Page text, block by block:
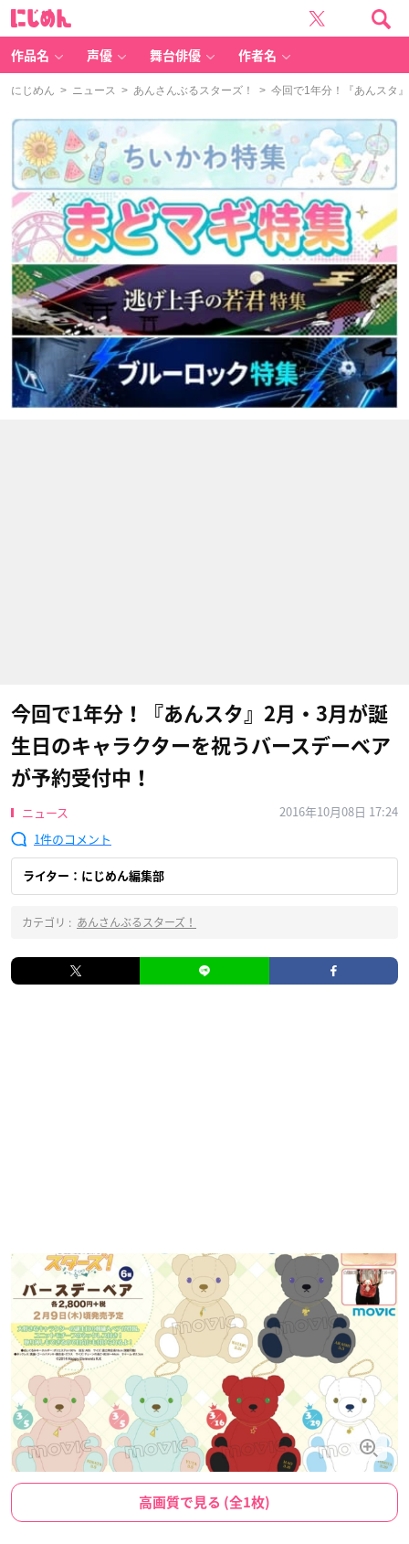
作品名 声優 舞台俳優 作者名
にじめん > ニュース > あんさんぶるスターズ！ > 今回で1年分！『あんスタ
今回で1年分！『あんスタ』2月・3月が誕
生日のキャラクターを祝うバースデーベア
が予約受付中！
ニュース
2016年10月08日 17:24
1
ライター：にじめん編集部
カテゴリ : あんさんぶるスターズ！
高画質で見る (全1枚)